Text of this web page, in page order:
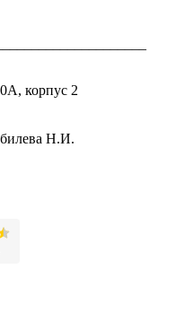
корпус 2
Н.И.